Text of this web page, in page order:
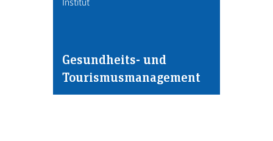
Institut
Gesundheits- und
Tourismusmanagement